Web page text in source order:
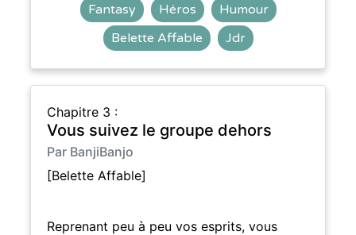
Fantasy Héros
Humour
Belette Affable
Jdr
Chapitre 3 :
Vous suivez le groupe dehors
Par BanjiBanjo
[Belette Affable]
Reprenant peu à peu vos esprits, vous